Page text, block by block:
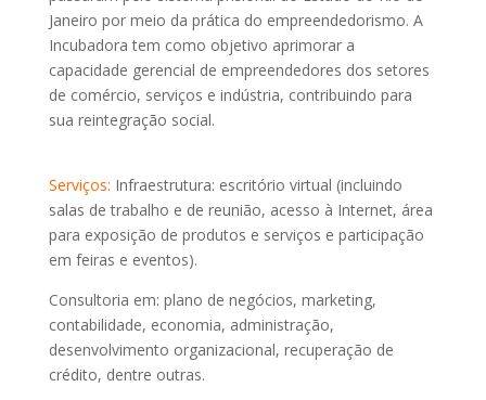
Janeiro por meio da prática do empreendedorismo. A
Incubadora tem como objetivo aprimorar a
capacidade gerencial de empreendedores dos setores
de comércio, serviços e indústria, contribuindo para
sua reintegração social.
Serviços: Infraestrutura: escritório virtual (incluindo
salas de trabalho e de reunião, acesso à Internet, área
para exposição de produtos e serviços e participação
em feiras e eventos).
Consultoria em: plano de negócios, marketing,
contabilidade, economia, administração,
desenvolvimento organizacional, recuperação de
crédito, dentre outras.